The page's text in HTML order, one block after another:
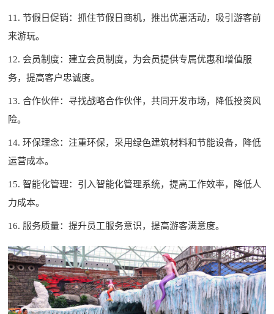
11. 节假日促销：抓住节假日商机，推出优惠活动，吸引游客前
来游玩。
12. 会员制度：建立会员制度，为会员提供专属优惠和增值服
务，提高客户忠诚度。
13. 合作伙伴：寻找战略合作伙伴，共同开发市场，降低投资风
险。
14. 环保理念：注重环保，采用绿色建筑材料和节能设备，降低
运营成本。
15. 智能化管理：引入智能化管理系统，提高工作效率，降低人
力成本。
16. 服务质量：提升员工服务意识，提高游客满意度。